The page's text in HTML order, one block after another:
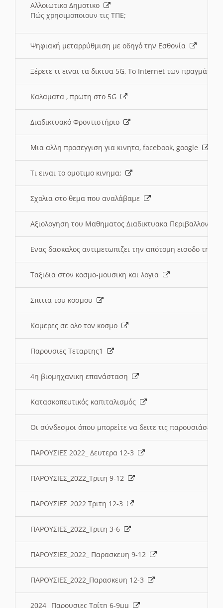
Αλλοιωτικο Δημοτικο
Πώς χρησιμοποιουν τις ΤΠΕ;
Ψηφιακή μεταρρύθμιση με οδηγό την Εσθονία
Ξέρετε τι ειναι τα δικτυα 5G, Το Internet των
Καλαματα , πρωτη στο 5G
Διαδικτυακό Φροντιστήριο
Μια αλλη προσεγγιση για κινητα, facebook, google
Τι ειναι το ομοτιμο κινημα;
Σχολια στο θεμα που αναλάβαμε
Αξιολογηση του Μαθηματος Διαδικτυακα
Ενας δασκαλος αντιμετωπιζει την απότομη εισοδο της
Ταξιδια στον κοσμο-μουσικη και λογια
Σπιτια του κοσμου
Καμερες σε ολο τον κοσμο
Παρουσιες Τεταρτης1
4η βιομηχανικη επανάσταση
Κατασκοπευτικός καπιταλισμός
Οι σύνδεσμοι όπου μπορείτε να δειτε τις παρουσιάσεις
ΠΑΡΟΥΣΙΕΣ 2022_ Δευτερα 12-3
ΠΑΡΟΥΣΙΕΣ_2022_Τριτη 9-12
ΠΑΡΟΥΣΙΕΣ_2022 Τριτη 12-3
ΠΑΡΟΥΣΙΕΣ_2022_Τριτη 3-6
ΠΑΡΟΥΣΙΕΣ_2022_ Παρασκευη 9-12
ΠΑΡΟΥΣΙΕΣ_2022_Παρασκευη 12-3
2024_ Παρουσιες Τρίτη 6-9μμ